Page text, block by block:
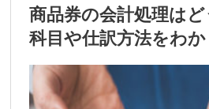
商品券の会計処理は
科目や仕訳方法をわ